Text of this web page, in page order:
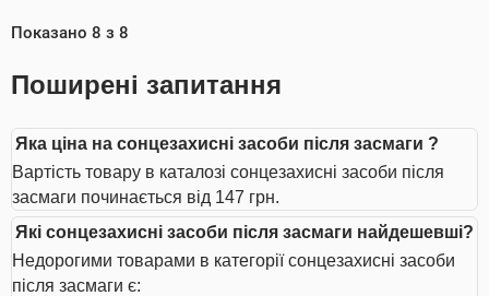
Показано 8 з 8
Поширені запитання
Яка ціна на сонцезахисні засоби після засмаги ?
Вартість товару в каталозі сонцезахисні засоби після
засмаги починається від 147 грн.
Які сонцезахисні засоби після засмаги найдешевші?
Недорогими товарами в категорії сонцезахисні засоби
після засмаги є: